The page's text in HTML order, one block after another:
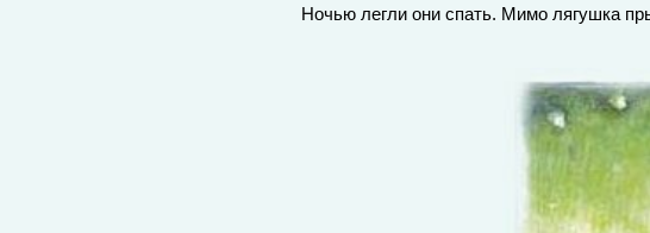
Ночью легли они спать. Мимо лягушка